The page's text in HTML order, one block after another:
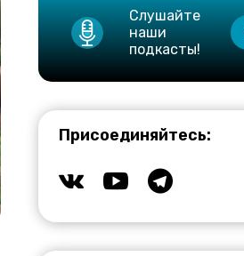
Слушайте
наши
подкасты!
Присоединяйтесь: